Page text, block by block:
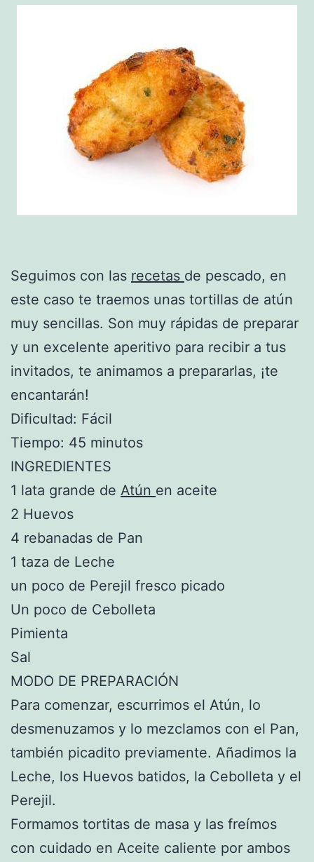
Seguimos con las recetas de pescado, en
este caso te traemos unas tortillas de atún
muy sencillas. Son muy rápidas de preparar
y un excelente aperitivo para recibir a tus
invitados, te animamos a prepararlas, ¡te
encantarán!
Dificultad: Fácil
Tiempo: 45 minutos
INGREDIENTES
1 lata grande de Atún en aceite
2 Huevos
4 rebanadas de Pan
1 taza de Leche
un poco de Perejil fresco picado
Un poco de Cebolleta
Pimienta
Sal
MODO DE PREPARACIÓN
Para comenzar, escurrimos el Atún, lo
desmenuzamos y lo mezclamos con el Pan,
también picadito previamente. Añadimos la
Leche, los Huevos batidos, la Cebolleta y el
Perejil.
Formamos tortitas de masa y las freímos
con cuidado en Aceite caliente por ambos